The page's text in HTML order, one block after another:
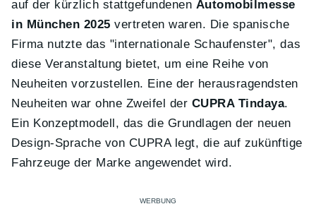
auf der kürzlich stattgefundenen Automobilmesse
in München 2025 vertreten waren. Die spanische
Firma nutzte das "internationale Schaufenster", das
diese Veranstaltung bietet, um eine Reihe von
Neuheiten vorzustellen. Eine der herausragendsten
Neuheiten war ohne Zweifel der CUPRA Tindaya.
Ein Konzeptmodell, das die Grundlagen der neuen
Design-Sprache von CUPRA legt, die auf zukünftige
Fahrzeuge der Marke angewendet wird.